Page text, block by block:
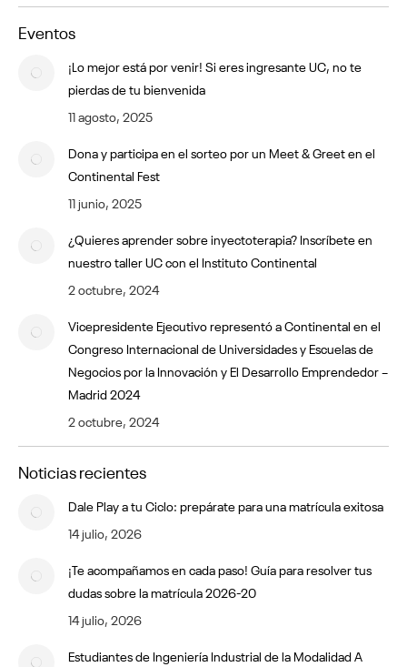
Eventos
¡Lo mejor está por venir! Si eres ingresante UC, no te
pierdas de tu bienvenida
11 agosto, 2025
Dona y participa en el sorteo por un Meet & Greet en el
Continental Fest
11 junio, 2025
¿Quieres aprender sobre inyectoterapia? Inscríbete en
nuestro taller UC con el Instituto Continental
2 octubre, 2024
Vicepresidente Ejecutivo representó a Continental en el
Congreso Internacional de Universidades y Escuelas de
Negocios por la Innovación y El Desarrollo Emprendedor –
Madrid 2024
2 octubre, 2024
Noticias recientes
Dale Play a tu Ciclo: prepárate para una matrícula exitosa
14 julio, 2026
¡Te acompañamos en cada paso! Guía para resolver tus
dudas sobre la matrícula 2026-20
14 julio, 2026
Estudiantes de Ingeniería Industrial de la Modalidad A